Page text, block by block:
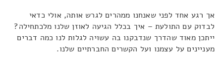
אך רגע אחד לפני שאנחנו ממהרים לגרש אותה, אולי כדאי
לבדוק עם התולעת – איך בכלל הגיעה לאוזן שלנו מלכתחילה?
ייתכן מאוד שהדרך שנדבקנו בה עשויה לגלות לנו כמה דברים
מעניינים על עצמנו ועל הקשרים החברתיים שלנו.